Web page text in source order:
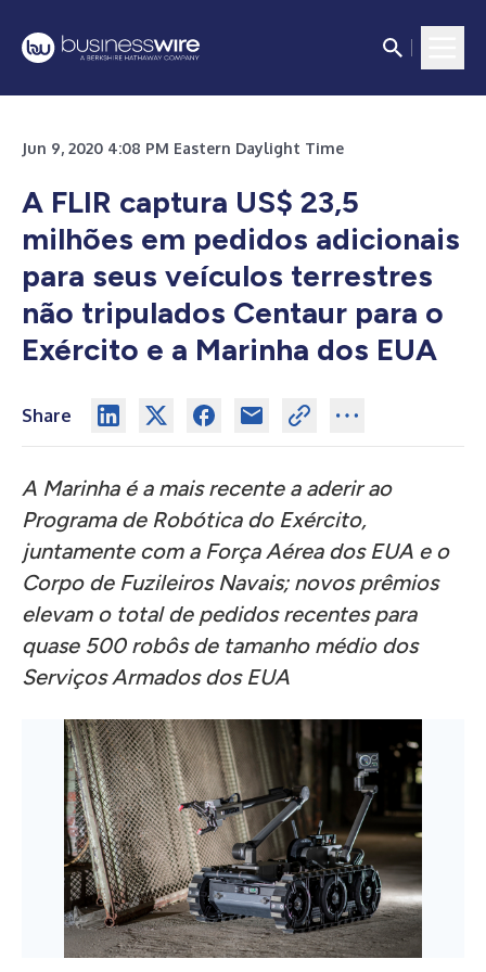
Jun 9, 2020 4:08 PM Eastern Daylight Time
A FLIR captura US$ 23,5
milhões em pedidos adicionais
para seus veículos terrestres
não tripulados Centaur para o
Exército e a Marinha dos EUA
Share
A Marinha é a mais recente a aderir ao
Programa de Robótica do Exército,
juntamente com a Força Aérea dos EUA e o
Corpo de Fuzileiros Navais; novos prêmios
elevam o total de pedidos recentes para
quase 500 robôs de tamanho médio dos
Serviços Armados dos EUA